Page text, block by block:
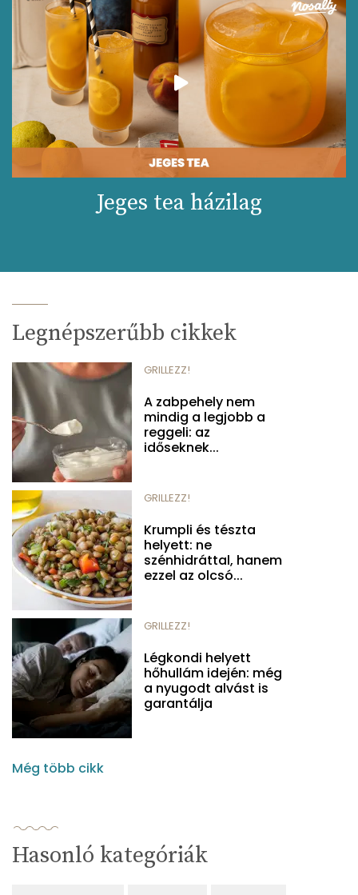
Jeges tea házilag
Legnépszerűbb cikkek
GRILLEZZ!
A zabpehely nem
mindig a legjobb a
reggeli: az
időseknek...
GRILLEZZ!
Krumpli és tészta
helyett: ne
szénhidráttal, hanem
ezzel az olcsó...
GRILLEZZ!
Légkondi helyett
hőhullám idején: még
a nyugodt alvást is
garantálja
Még több cikk
Hasonló kategóriák